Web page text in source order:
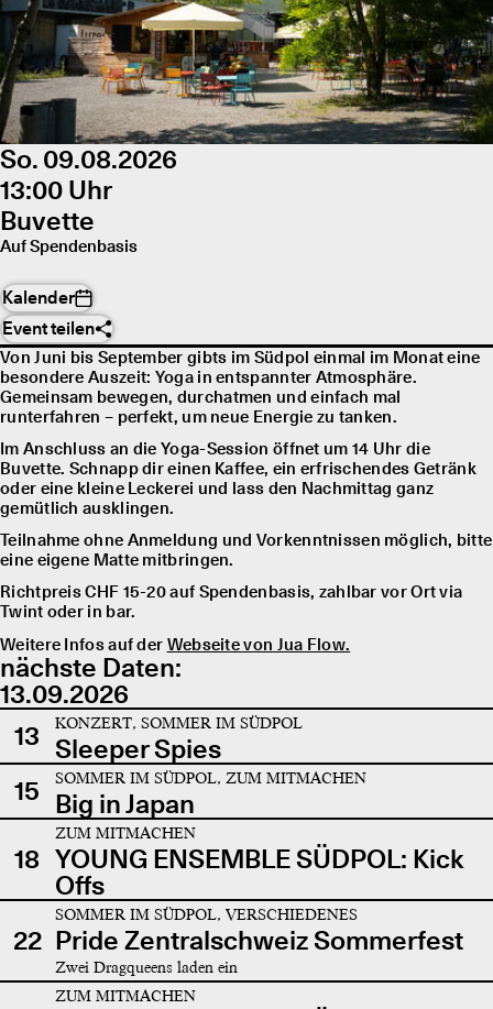
So. 09.08.2026
13:00 Uhr
Buvette
Auf Spendenbasis
Kalender
Event teilen
Von Juni bis September gibts im Südpol einmal im Monat eine
besondere Auszeit: Yoga in entspannter Atmosphäre.
Gemeinsam bewegen, durchatmen und einfach mal
runterfahren – perfekt, um neue Energie zu tanken.
Im Anschluss an die Yoga-Session öffnet um 14 Uhr die
Buvette. Schnapp dir einen Kaffee, ein erfrischendes Getränk
oder eine kleine Leckerei und lass den Nachmittag ganz
gemütlich ausklingen.
Teilnahme ohne Anmeldung und Vorkenntnissen möglich, bitte
eine eigene Matte mitbringen.
Richtpreis CHF 15-20 auf Spendenbasis, zahlbar vor Ort via
Twint oder in bar.
Weitere Infos auf der Webseite von Jua Flow.
nächste Daten:
13.09.2026
13
KONZERT, SOMMER IM SÜDPOL
Sleeper Spies
15
SOMMER IM SÜDPOL, ZUM MITMACHEN
Big in Japan
18
ZUM MITMACHEN
YOUNG ENSEMBLE SÜDPOL: Kick
Offs
22
SOMMER IM SÜDPOL, VERSCHIEDENES
Pride Zentralschweiz Sommerfest
Zwei Dragqueens laden ein
ZUM MITMACHEN